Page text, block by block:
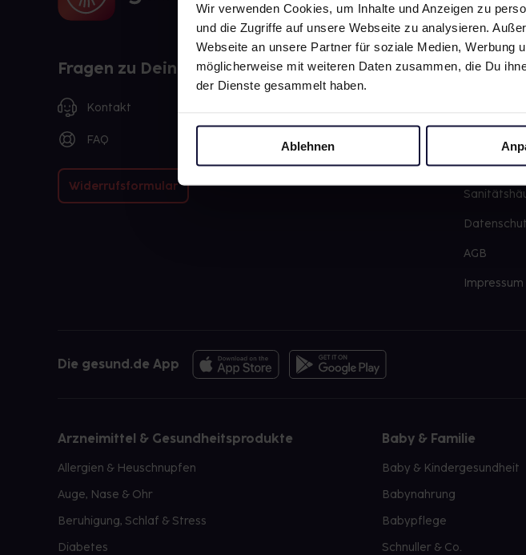
Wir verwenden Cookies, um Inhalte und Anzeigen zu
und die Zugriffe auf unsere Webseite zu analysieren.
Webseite an unsere Partner für soziale Medien, Werbung
möglicherweise mit weiteren Daten zusammen, die Du
der Dienste gesammelt haben.
Ablehnen
Fragen zu Deiner Bestellung?
Kontakt
FAQ
Widerrufsformular
Über uns
Karriere
gesund-
AGB
Impressum
Die gesund.de App
Arzneimittel & Gesundheitsprodukte
Allergien & Heuschnupfen
Auge, Nase & Ohr
Beruhigung, Schlaf & Stress
Diabetes
Baby & Familie
Baby & Kindergesundheit
Babynahrung
Babypflege
Schnuller & Co.